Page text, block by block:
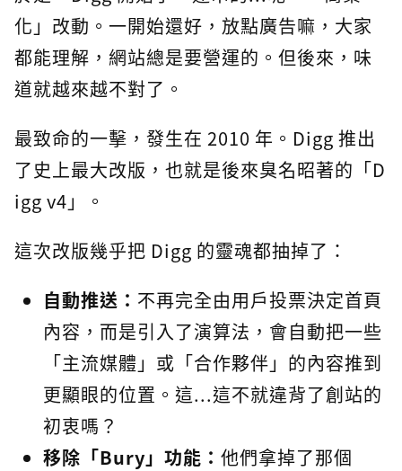
化」改動。一開始還好，放點廣告嘛，大家
都能理解，網站總是要營運的。但後來，味
道就越來越不對了。
最致命的一擊，發生在 2010 年。Digg 推出
了史上最大改版，也就是後來臭名昭著的「D
igg v4」。
這次改版幾乎把 Digg 的靈魂都抽掉了：
自動推送： 不再完全由用戶投票決定首頁
內容，而是引入了演算法，會自動把一些
「主流媒體」或「合作夥伴」的內容推到
更顯眼的位置。這...這不就違背了創站的
初衷嗎？
移除「Bury」功能： 他們拿掉了那個